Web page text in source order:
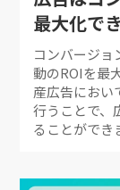
最大化で
コンバージョ
動のROIを最
産広告におい
行うことで、
ることがで